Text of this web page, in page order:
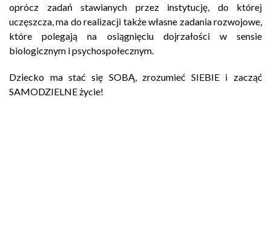
oprócz zadań stawianych przez instytucję, do której
uczęszcza, ma do realizacji także własne zadania rozwojowe,
które polegają na osiągnięciu dojrzałości w sensie
biologicznym i psychospołecznym.
Dziecko ma stać się SOBĄ, zrozumieć SIEBIE i zacząć
SAMODZIELNE życie!